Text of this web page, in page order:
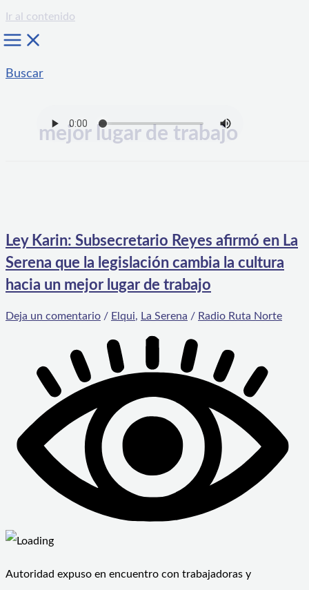
Ir al contenido
Buscar
mejor lugar de trabajo
Ley Karin: Subsecretario Reyes afirmó en La
Serena que la legislación cambia la cultura
hacia un mejor lugar de trabajo
Deja un comentario / Elqui, La Serena / Radio Ruta Norte
Autoridad expuso en encuentro con trabajadoras y